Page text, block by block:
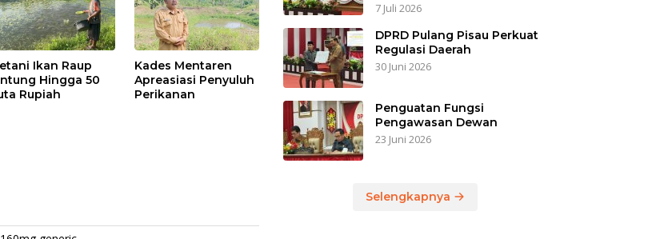
Ikan Raup
Hingga 50
Rupiah
Kades Mentaren
Apreasiasi Penyuluh
Perikanan
7 Juli 2026
DPRD Pulang Pisau Perkuat
Regulasi Daerah
30 Juni 2026
Penguatan Fungsi
Pengawasan Dewan
23 Juni 2026
Selengkapnya